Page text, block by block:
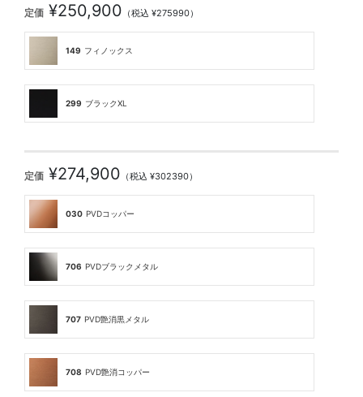
定価 ¥250,900 （税込 ¥275990）
149 フィノックス
299 ブラックXL
定価 ¥274,900 （税込 ¥302390）
030 PVDコッパー
706 PVDブラックメタル
707 PVD艶消黒メタル
708 PVD艶消コッパー